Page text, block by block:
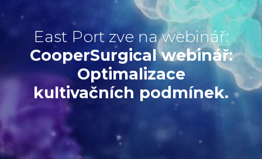
East Port zve na webinář:
CooperSurgical webinář:
Optimalizace
kultivačních podmínek.